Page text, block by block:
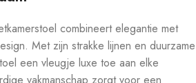
combineert elegantie met
Met zijn strakke lijnen en duurzame
een vleugje luxe toe aan elke
vakmanschap zorgt voor een